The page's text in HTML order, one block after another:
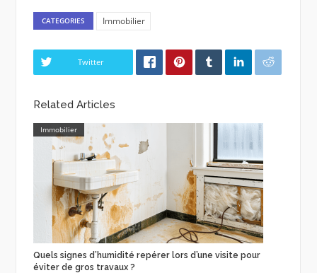
CATEGORIES Immobilier
Twitter
Related Articles
Immobilier
Quels signes d’humidité repérer lors d’une visite pour
éviter de gros travaux ?